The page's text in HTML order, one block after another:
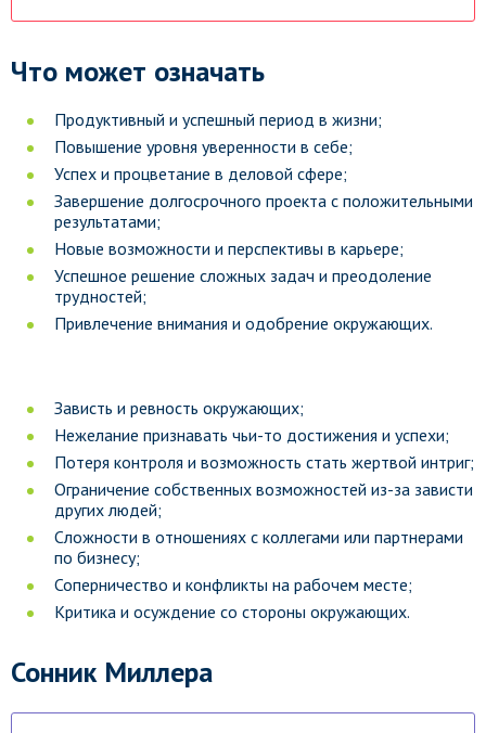
Что может означать
Продуктивный и успешный период в жизни;
Повышение уровня уверенности в себе;
Успех и процветание в деловой сфере;
Завершение долгосрочного проекта с положительными
результатами;
Новые возможности и перспективы в карьере;
Успешное решение сложных задач и преодоление
трудностей;
Привлечение внимания и одобрение окружающих.
Зависть и ревность окружающих;
Нежелание признавать чьи-то достижения и успехи;
Потеря контроля и возможность стать жертвой интриг;
Ограничение собственных возможностей из-за зависти
других людей;
Сложности в отношениях с коллегами или партнерами
по бизнесу;
Соперничество и конфликты на рабочем месте;
Критика и осуждение со стороны окружающих.
Сонник Миллера